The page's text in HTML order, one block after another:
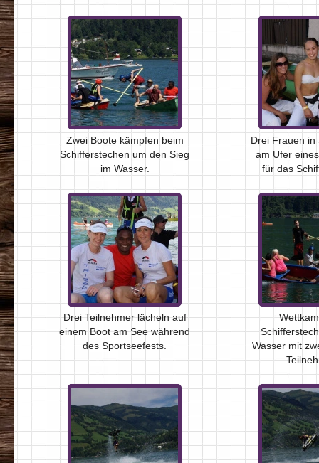
Zwei Boote kämpfen beim
Schifferstechen um den Sieg
im Wasser.
Drei Frauen in
am Ufer
für das
Drei Teilnehmer lächeln auf
einem Boot am See während
des Sportseefests.
Wasser mit